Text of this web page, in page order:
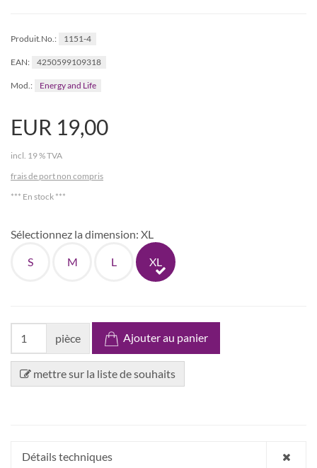
Produit.No.: 1151-4
EAN: 4250599109318
Mod.: Energy and Life
EUR 19,00
incl. 19 % TVA
frais de port non compris
*** En stock ***
Sélectionnez la dimension: XL
S M L XL
pièce Ajouter au panier
mettre sur la liste de souhaits
Détails techniques